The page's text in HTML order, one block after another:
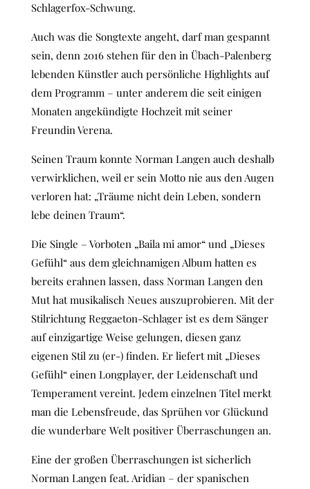
Schlagerfox-Schwung.
Auch was die Songtexte angeht, darf man gespannt
sein, denn 2016 stehen für den in Übach-Palenberg
lebenden Künstler auch persönliche Highlights auf
dem Programm – unter anderem die seit einigen
Monaten angekündigte Hochzeit mit seiner
Freundin Verena.
Seinen Traum konnte Norman Langen auch deshalb
verwirklichen, weil er sein Motto nie aus den Augen
verloren hat: „Träume nicht dein Leben, sondern
lebe deinen Traum“.
Die Single – Vorboten „Baila mi amor“ und „Dieses
Gefühl“ aus dem gleichnamigen Album hatten es
bereits erahnen lassen, dass Norman Langen den
Mut hat musikalisch Neues auszuprobieren. Mit der
Stilrichtung Reggaeton-Schlager ist es dem Sänger
auf einzigartige Weise gelungen, diesen ganz
eigenen Stil zu (er-) finden. Er liefert mit „Dieses
Gefühl“ einen Longplayer, der Leidenschaft und
Temperament vereint. Jedem einzelnen Titel merkt
man die Lebensfreude, das Sprühen vor Glückund
die wunderbare Welt positiver Überraschungen an.​
Eine der großen Überraschungen ist sicherlich
Norman Langen feat. Aridian – der spanischen